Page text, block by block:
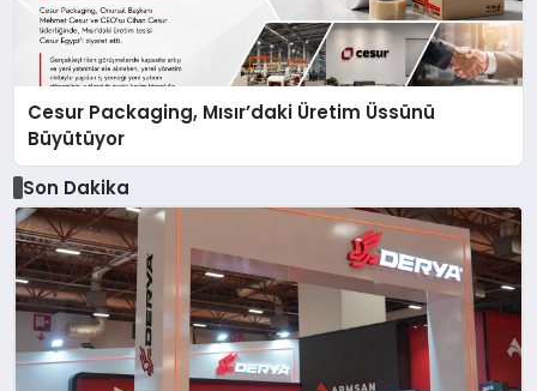
Cesur Packaging, Mısır’daki Üretim Üssünü
Büyütüyor
Son Dakika